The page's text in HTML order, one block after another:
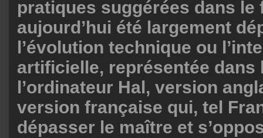
pratiques suggérées dans le
aujourd’hui été largement
l’évolution technique ou
artificielle, représentée dans
l’ordinateur Hal, version
version française qui, tel
dépasser le maître et